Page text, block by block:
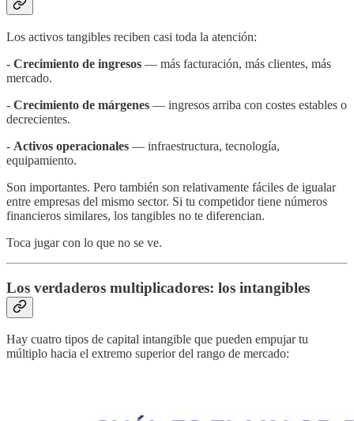
Los activos tangibles reciben casi toda la atención:
- Crecimiento de ingresos — más facturación, más clientes, más
mercado.
- Crecimiento de márgenes — ingresos arriba con costes estables o
decrecientes.
- Activos operacionales — infraestructura, tecnología,
equipamiento.
Son importantes. Pero también son relativamente fáciles de igualar
entre empresas del mismo sector. Si tu competidor tiene números
financieros similares, los tangibles no te diferencian.
Toca jugar con lo que no se ve.
Los verdaderos multiplicadores: los intangibles
Hay cuatro tipos de capital intangible que pueden empujar tu
múltiplo hacia el extremo superior del rango de mercado: